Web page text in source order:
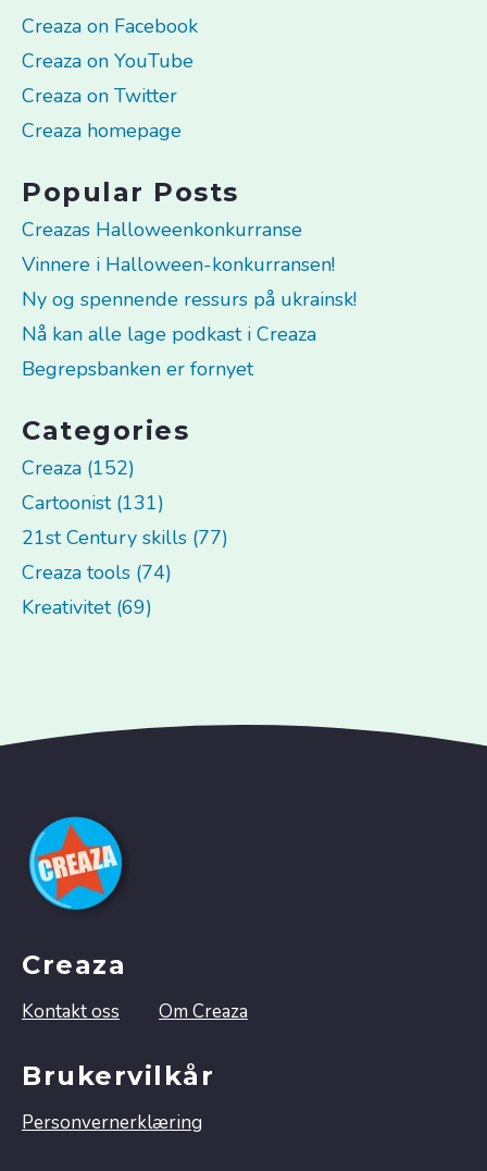
Creaza on Facebook
Creaza on YouTube
Creaza on Twitter
Creaza homepage
Popular Posts
Creazas Halloweenkonkurranse
Vinnere i Halloween-konkurransen!
Ny og spennende ressurs på ukrainsk!
Nå kan alle lage podkast i Creaza
Begrepsbanken er fornyet
Categories
Creaza (152)
Cartoonist (131)
21st Century skills (77)
Creaza tools (74)
Kreativitet (69)
Creaza
Kontakt oss Om Creaza
Brukervilkår
Personvernerklæring